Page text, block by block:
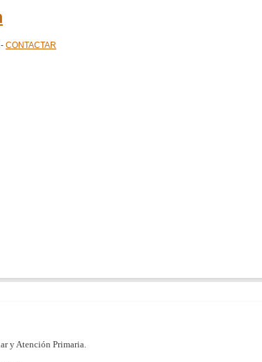
- CONTACTAR
y Atención Primaria.